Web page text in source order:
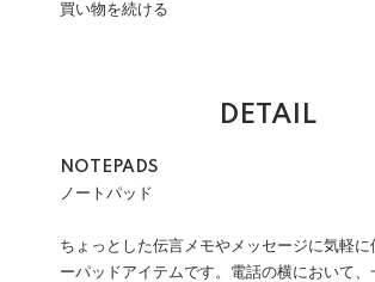
買い物を続ける
DETAIL
NOTEPADS
ノートパッド
ちょっとした伝言メモやメッセージに気軽に
ーパッドアイテムです。電話の横において、